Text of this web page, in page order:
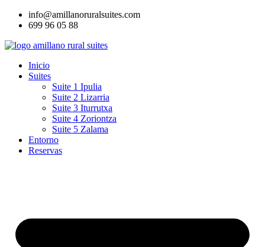
info@amillanoruralsuites.com
699 96 05 88
Inicio
Suites
Suite 1 Ipulia
Suite 2 Lizarria
Suite 3 Iturrutxa
Suite 4 Zoriontza
Suite 5 Zalama
Entorno
Reservas